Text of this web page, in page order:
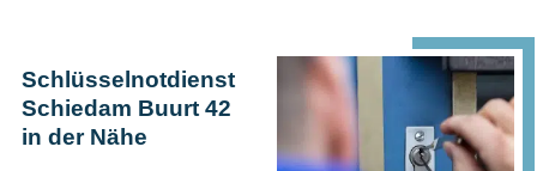
Schlüsselnotdienst
Schiedam Buurt 42
in der Nähe